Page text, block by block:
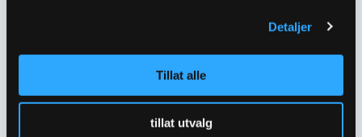
Detaljer
Tillat alle
tillat utvalg